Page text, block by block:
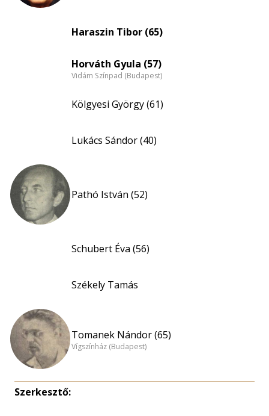
Haraszin Tibor (65)
Horváth Gyula (57)
Vidám Színpad (Budapest)
Kölgyesi György (61)
Lukács Sándor (40)
Pathó István (52)
Schubert Éva (56)
Székely Tamás
Tomanek Nándor (65)
Vígszínház (Budapest)
Szerkesztő: